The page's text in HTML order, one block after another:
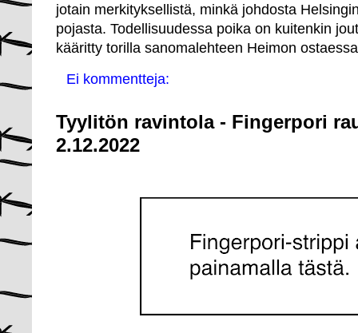
jotain merkityksellistä, minkä johdosta
pojasta. Todellisuudessa poika on kuitenkin
kääritty torilla sanomalehteen Heimon
Ei kommentteja:
Tyylitön ravintola - Fingerpori
2.12.2022